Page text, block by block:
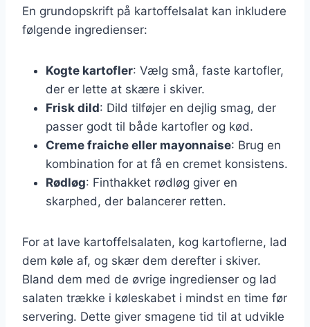
En grundopskrift på kartoffelsalat kan inkludere
følgende ingredienser:
Kogte kartofler: Vælg små, faste kartofler,
der er lette at skære i skiver.
Frisk dild: Dild tilføjer en dejlig smag, der
passer godt til både kartofler og kød.
Creme fraiche eller mayonnaise: Brug en
kombination for at få en cremet konsistens.
Rødløg: Finthakket rødløg giver en
skarphed, der balancerer retten.
For at lave kartoffelsalaten, kog kartoflerne, lad
dem køle af, og skær dem derefter i skiver.
Bland dem med de øvrige ingredienser og lad
salaten trække i køleskabet i mindst en time før
servering. Dette giver smagene tid til at udvikle